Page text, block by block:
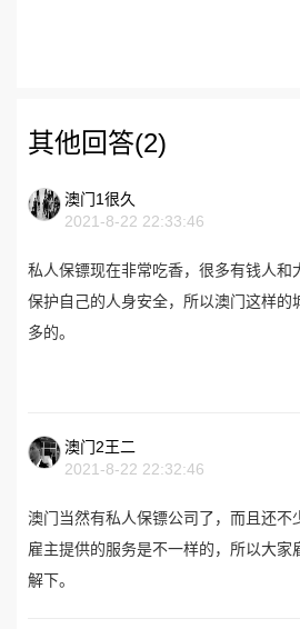
其他回答(2)
澳门1很久
2021-8-22 22:33:46
私人保镖现在非常吃香，很多有钱人和
保护自己的人身安全，所以澳门这样的
多的。
澳门2王二
2021-8-22 22:32:46
澳门当然有私人保镖公司了，而且还不
雇主提供的服务是不一样的，所以大家
解下。